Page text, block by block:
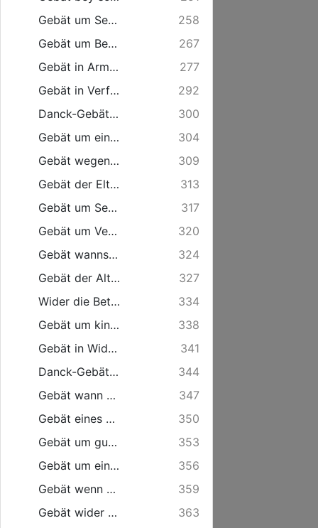
Gebät um Segen, sein Talent wohl anzulegen.
258
Gebät um Besserung des Lebens.
267
Gebät in Armuth und Verlust zeitlicher Güter.
277
Gebät in Verfolgung.
292
Danck-Gebät vor den Segen.
300
Gebät um ein liebreiches Hertz, gegen die Armen.
304
Gebät wegen Verfalls des Christenthums ...
309
Gebät der Eltern die Kinder in der Fremde haben.
313
Gebät um Segen in schweren Verrichtungen ...
317
Gebät um Verwahrung vor der üppigen Welt-Freude in Gesellschafften.
320
Gebät wanns den Frommen übel und den Gottlosen wohlgehet.
324
Gebät der Alten.
327
Wider die Betrüglichkeit des Hertzens ...
334
Gebät um kindliche Furcht GOttes.
338
Gebät in Widerwärtigkeit im Ehstand.
341
Danck-Gebät wann einen GOtt aus Noth ... errettet hat.
344
Gebät wann man hyrathen will.
347
Gebät eines der gern fromm werden will ...
350
Gebät um gute Vorbereitung zu einem seligen Ende.
353
Gebät um ein mitleidiges Hertz ...
356
Gebät wenn man in Noth ... ist.
359
Gebät wider die Liebe der Eytelkeit.
363